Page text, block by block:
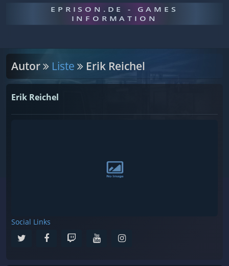
EPRISON.DE - GAMES
INFORMATION
Autor Liste Erik Reichel
Erik Reichel
Social Links